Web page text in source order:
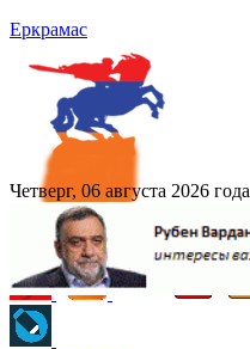
Еркрамас
Четверг, 06 августа 2026 года